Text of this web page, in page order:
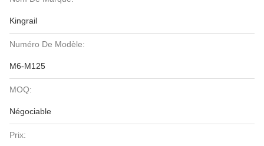
Kingrail
Numéro De Modèle:
M6-M125
MOQ:
Négociable
Prix: